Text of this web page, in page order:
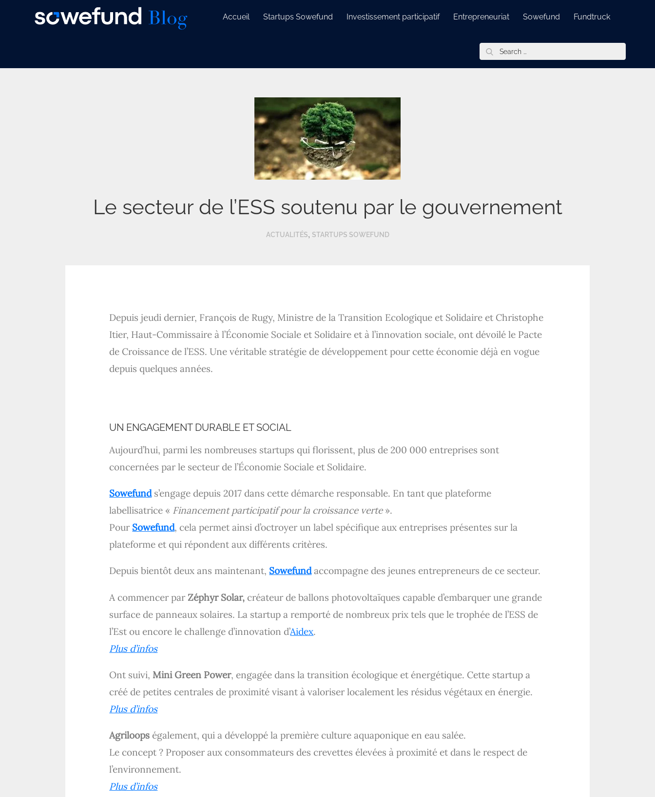
Accueil Startups Sowefund Investissement participatif Entrepreneuriat Sowefund Fundtruck
Search
for:
Le secteur de l’ESS soutenu par le gouvernement
ACTUALITÉS, STARTUPS SOWEFUND
Depuis jeudi dernier, François de Rugy, Ministre de la Transition Ecologique et Solidaire et Christophe
Itier, Haut-Commissaire à l’Économie Sociale et Solidaire et à l’innovation sociale, ont dévoilé le Pacte
de Croissance de l’ESS. Une véritable stratégie de développement pour cette économie déjà en vogue
depuis quelques années.
UN ENGAGEMENT DURABLE ET SOCIAL
Aujourd’hui, parmi les nombreuses startups qui florissent, plus de 200 000 entreprises sont
concernées par le secteur de l’Économie Sociale et Solidaire.
Sowefunds’engage depuis 2017 dans cette démarche responsable. En tant que plateforme
labellisatrice « Financement participatif pour la croissance verte».
Pour Sowefund, cela permet ainsi d’octroyer un label spécifique aux entreprises présentes sur la
plateforme et qui répondent aux différents critères.
Depuis bientôt deux ans maintenant, Sowefundaccompagne des jeunes entrepreneurs de ce secteur.
A commencer par Zéphyr Solar, créateur de ballons photovoltaïques capable d’embarquer une grande
surface de panneaux solaires. La startup a remporté de nombreux prix tels que le trophée de l’ESS de
l’Est ou encore le challenge d’innovation d’Aidex.
Plus d’infos
Ont suivi, Mini Green Power, engagée dans la transition écologique et énergétique. Cette startup a
créé de petites centrales de proximité visant à valoriser localement les résidus végétaux en énergie.
Plus d’infos
Agriloops également, qui a développé la première culture aquaponique en eau salée.
Le concept ? Proposer aux consommateurs des crevettes élevées à proximité et dans le respect de
l’environnement.
Plus d’infos